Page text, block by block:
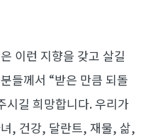
이런 지향을 갖고 살길
들께서 “받은 만큼 되돌
시길 희망합니다. 우리가
, 건강, 달란트, 재물, 삶,